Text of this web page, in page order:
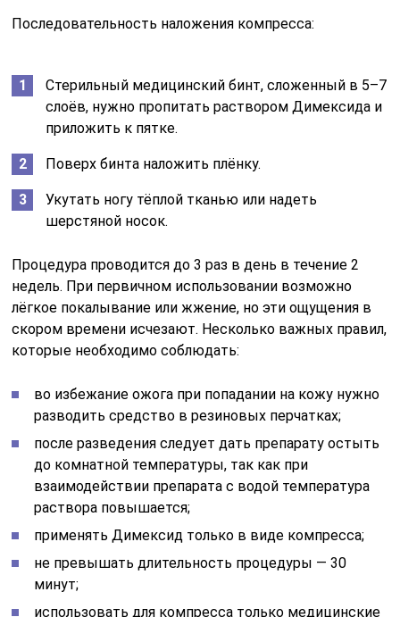
Последовательность наложения компресса:
Стерильный медицинский бинт, сложенный в 5–7
слоёв, нужно пропитать раствором Димексида и
приложить к пятке.
Поверх бинта наложить плёнку.
Укутать ногу тёплой тканью или надеть
шерстяной носок.
Процедура проводится до 3 раз в день в течение 2
недель. При первичном использовании возможно
лёгкое покалывание или жжение, но эти ощущения в
скором времени исчезают. Несколько важных правил,
которые необходимо соблюдать:
во избежание ожога при попадании на кожу нужно
разводить средство в резиновых перчатках;
после разведения следует дать препарату остыть
до комнатной температуры, так как при
взаимодействии препарата с водой температура
раствора повышается;
применять Димексид только в виде компресса;
не превышать длительность процедуры — 30
минут;
использовать для компресса только медицинские